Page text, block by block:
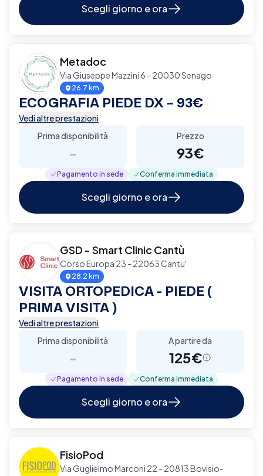
Scegli giorno e ora
Metadoc
Via Giuseppe Mazzini 6 - 20030 Senago
26.7 km
ECOGRAFIA PIEDE DX – 93€
Vedi altre prestazioni
Prima disponibilità
-
Prezzo
93€
Pagamento in sede Conferma immediata
Scegli giorno e ora
GSD - Smart Clinic Cantù
Corso Europa 23 - 22063 Cantu'
28.2 km
VISITA ORTOPEDICA - PIEDE (
PRIMA VISITA )
Vedi altre prestazioni
Prima disponibilità
-
A partire da
125€
Pagamento in sede Conferma immediata
Scegli giorno e ora
FisioPod
Via Guglielmo Marconi 22 - 20813 Bovisio-